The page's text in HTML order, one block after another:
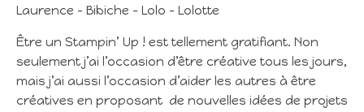
Laurence – Bibiche – Lolo – Lolotte
Être un Stampin’ Up ! est tellement gratifiant. Non
seulement j’ai l’occasion d’être créative tous les jours,
mais j’ai aussi l’occasion d’aider les autres à être
créatives en proposant de nouvelles idées de projets